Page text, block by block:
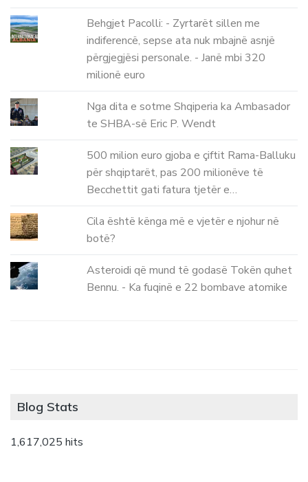
Behgjet Pacolli: - Zyrtarët sillen me
indiferencë, sepse ata nuk mbajnë asnjë
përgjegjësi personale. - Janë mbi 320
milionë euro
Nga dita e sotme Shqiperia ka Ambasador
te SHBA-së Eric P. Wendt
500 milion euro gjoba e çiftit Rama-Balluku
për shqiptarët, pas 200 milionëve të
Becchettit gati fatura tjetër e…
Cila është kënga më e vjetër e njohur në
botë?
Asteroidi që mund të godasë Tokën quhet
Bennu. - Ka fuqinë e 22 bombave atomike
Blog Stats
1,617,025 hits